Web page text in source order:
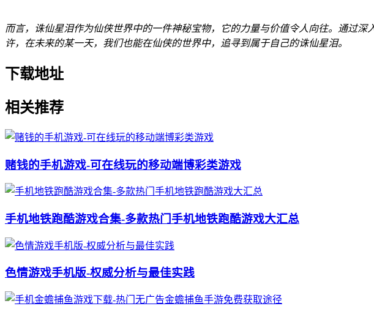
而言，诛仙星泪作为仙侠世界中的一件神秘宝物，它的力量与价值令人向往。通过
许，在未来的某一天，我们也能在仙侠的世界中，追寻到属于自己的诛仙星泪。
下载地址
相关推荐
赌钱的手机游戏-可在线玩的移动端博彩类游戏
手机地铁跑酷游戏合集-多款热门手机地铁跑酷游戏大汇总
色情游戏手机版-权威分析与最佳实践